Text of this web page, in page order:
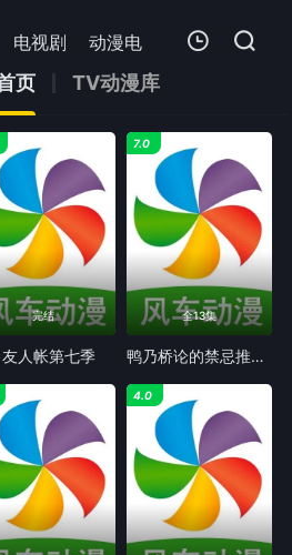
电视剧 动漫电影 短剧 今日
记录
无观看影片的记录
页 TV动漫库
完结
人帐第七季
全13集
7.0
鸭乃桥论的禁忌推理第二季
4.0